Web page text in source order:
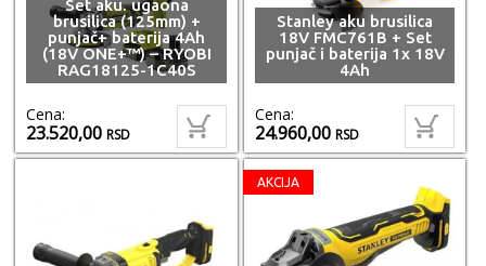
Set aku. ugaona
brusilica (125mm) +
punjač+ baterija 4Ah
(18V ONE+™) – RYOBI
RAG18125-1C40S
Cena:
23.520,00RSD
Stanley aku brusilica
18V FMC761B + Set
punjač i baterija 1x 18V
4Ah
Cena:
24.960,00RSD
AKCIJA